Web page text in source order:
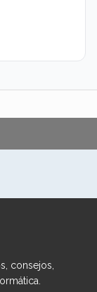
consejos,